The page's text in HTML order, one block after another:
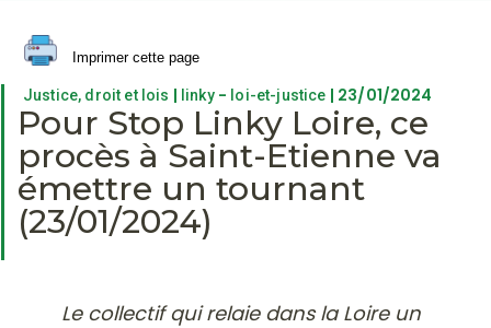
Imprimer cette page
Justice, droit et lois | linky- loi-et-justice | 23/01/2024
Pour Stop Linky Loire, ce
procès à Saint-Etienne va
émettre un tournant
(23/01/2024)
Le collectif qui relaie dans la Loire un